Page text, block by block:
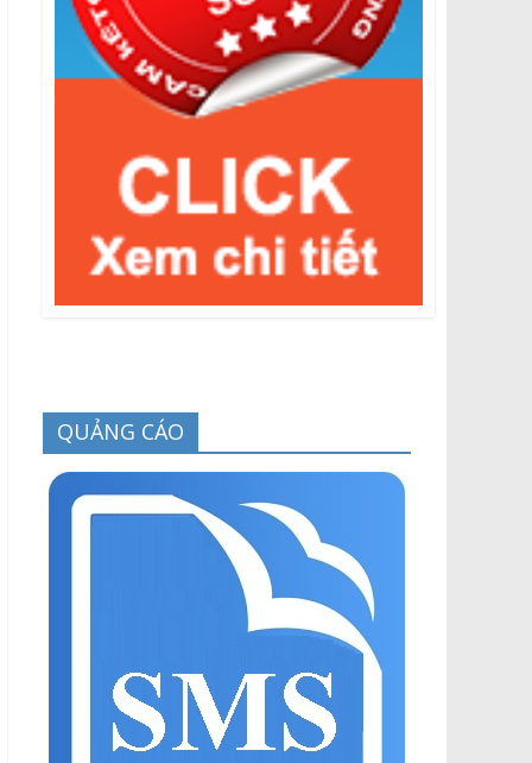
QUẢNG CÁO